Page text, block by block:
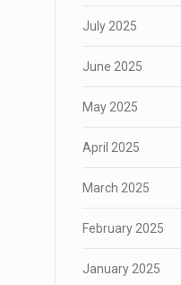
July 2025
June 2025
May 2025
April 2025
March 2025
February 2025
January 2025